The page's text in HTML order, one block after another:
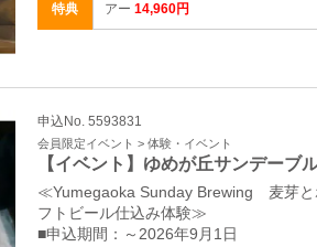
特典
アー 14,960円
申込No. 5593831
会員限定イベント > 体験・イベント
【イベント】ゆめが丘サンデー
≪Yumegaoka Sunday Brewing 麦芽と
フトビール仕込み体験≫
■申込期間：～2026年9月1日